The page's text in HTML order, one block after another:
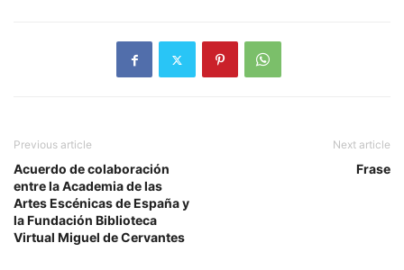
Previous article
Acuerdo de colaboración
entre la Academia de las
Artes Escénicas de España y
la Fundación Biblioteca
Virtual Miguel de Cervantes
Next article
Frase